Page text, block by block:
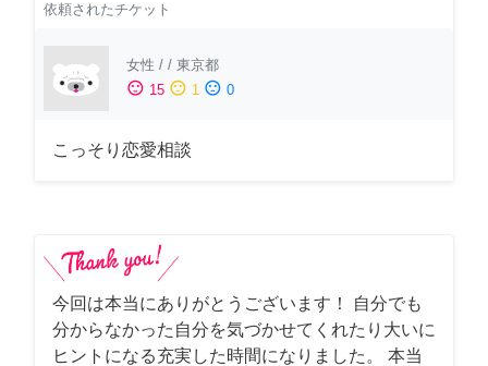
依頼されたチケット
女性 / / 東京都
sentiment_satisfied 15 sentiment_neutral 1 sentiment_dissatisfied 0
こっそり恋愛相談
今回は本当にありがとうございます！ 自分でも
分からなかった自分を気づかせてくれたり大いに
ヒントになる充実した時間になりました。 本当